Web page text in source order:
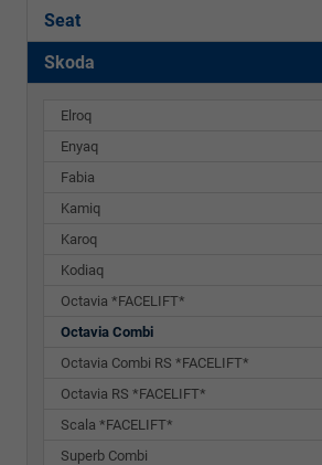
Seat
Skoda
Elroq
Enyaq
Fabia
Kamiq
Karoq
Kodiaq
Octavia *FACELIFT*
Octavia Combi
Octavia Combi RS *FACELIFT*
Octavia RS *FACELIFT*
Scala *FACELIFT*
Superb Combi